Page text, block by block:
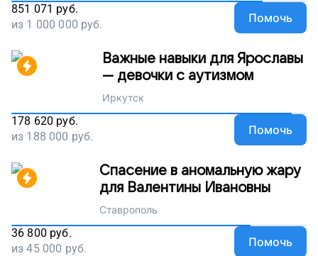
851 071 руб.
из 1 000 000 руб. Помочь
Важные навыки для Ярославы
— девочки с аутизмом
Иркутск
178 620 руб.
из 188 000 руб. Помочь
Спасение в аномальную жару
для Валентины Ивановны
Ставрополь
36 800 руб.
из45 000 руб. Помочь